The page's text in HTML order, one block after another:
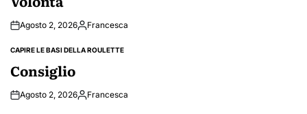
Agosto 2, 2026PostedFrancesca
POSTED
CAPIRE LE BASI DELLA ROULETTE
Consiglio
Agosto 2, 2026PostedFrancesca